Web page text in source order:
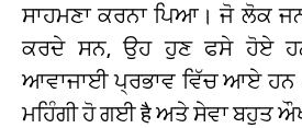
ਸਾਹਮਣਾ ਕਰਨਾ ਪਿਆ। ਜੋ ਲੋਕ
ਕਰਦੇ ਸਨ, ਉਹ ਹੁਣ ਫਸੇ ਹੋਏ ਹਨ
ਆਵਾਜਾਈ ਪ੍ਰਭਾਵ ਵਿੱਚ ਆਏ ਹਨ
ਮਹਿੰਗੀ ਹੋ ਗਈ है ਅਤੇ ਸੇਵਾ ਬਹੁਤ